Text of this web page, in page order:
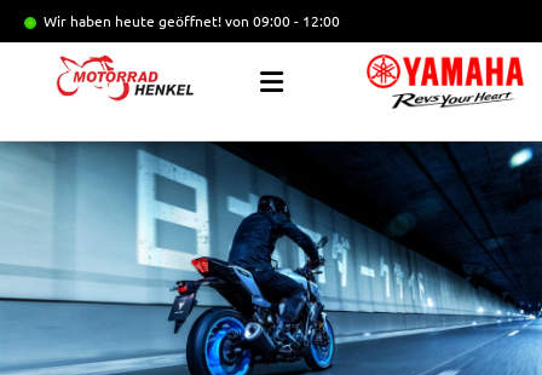
Wir haben heute geöffnet!von 09:00 - 12:00